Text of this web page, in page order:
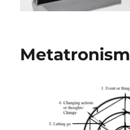
Metatronism